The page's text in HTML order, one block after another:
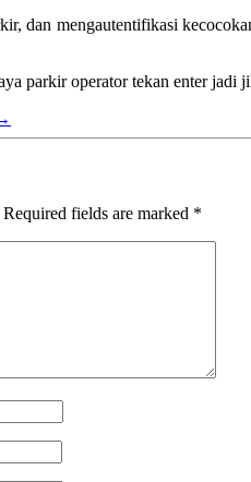
dan mengautentifikasi
parkir operator tekan enter jadi
Required fields are marked *